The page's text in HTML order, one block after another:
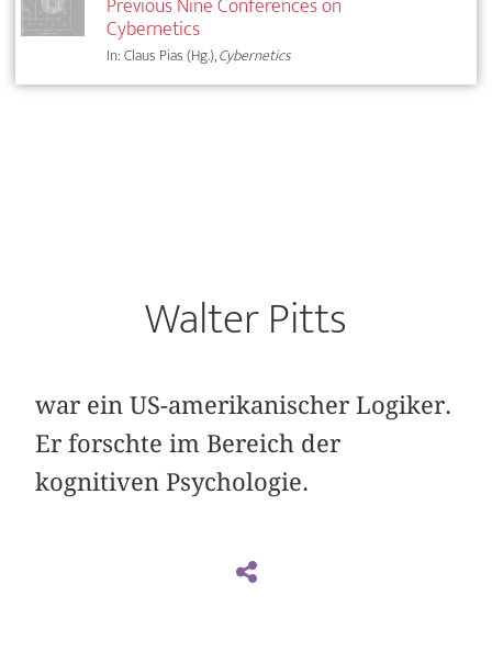
Cybernetics
In: Claus Pias (Hg.),Cybernetics
Walter Pitts
war ein US-amerikanischer Logiker.
Er forschte im Bereich der
kognitiven Psychologie.